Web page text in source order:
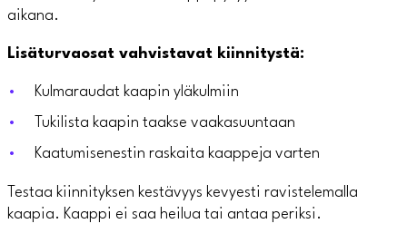
aikana.
Lisäturvaosat vahvistavat kiinnitystä:
Kulmaraudat kaapin yläkulmiin
Tukilista kaapin taakse vaakasuuntaan
Kaatumisenestin raskaita kaappeja varten
Testaa kiinnityksen kestävyys kevyesti ravistelemalla
kaapia. Kaappi ei saa heilua tai antaa periksi.